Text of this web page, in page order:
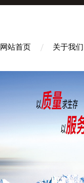
网站首页 关于我们